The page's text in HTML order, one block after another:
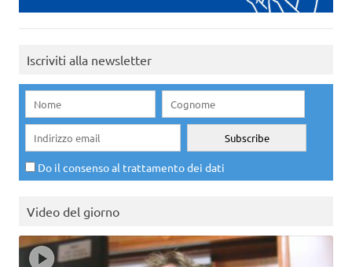
Iscriviti alla newsletter
Do il consenso al trattamento dei dati
Video del giorno